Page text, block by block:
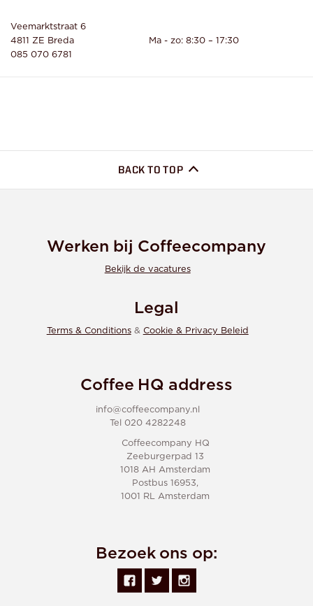
Veemarktstraat 6
4811 ZE Breda
085 070 6781
BACK TO TOP
Werken bij Coffeecompany
Bekijk de vacatures
Legal
Terms & Conditions& Cookie & Privacy Beleid
Coffee HQ address
info@coffeecompany.nl
Tel 020 4282248
Coffeecompany HQ
Zeeburgerpad 13
1018 AH Amsterdam
Postbus 16953,
1001 RL Amsterdam
Bezoek ons op: